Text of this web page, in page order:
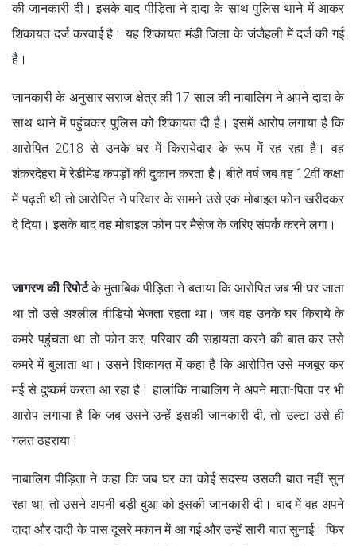
की जानकारी दी। इसके बाद पीड़िता ने दादा के साथ पुलिस थाने में आकर
शिकायत दर्ज करवाई है। यह शिकायत मंडी जिला के जंजैहली में दर्ज की गई
है।
जानकारी के अनुसार सराज क्षेत्र की 17 साल की नाबालिग ने अपने दादा के
साथ थाने में पहुंचकर पुलिस को शिकायत दी है। इसमें आरोप लगाया है कि
आरोपित 2018 से उनके घर में किरायेदार के रूप में रह रहा है। वह
शंकरदेहरा में रेडीमेड कपड़ों की दुकान करता है। बीते वर्ष जब वह 12वीं कक्षा
में पढ़ती थी तो आरोपित ने परिवार के सामने उसे एक मोबाइल फोन खरीदकर
दे दिया। इसके बाद वह मोबाइल फोन पर मैसेज के जरिए संपर्क करने लगा।
जागरण की रिपोर्टके मुताबिक पीड़िता ने बताया कि आरोपित जब भी घर जाता
था तो उसे अश्लील वीडियो भेजता रहता था। जब वह उनके घर किराये के
कमरे पहुंचता था तो फोन कर, परिवार की सहायता करने की बात कर उसे
कमरे में बुलाता था। उसने शिकायत में कहा है कि आरोपित उसे मजबूर कर
मई से दुष्कर्म करता आ रहा है। हालांकि नाबालिग ने अपने माता-पिता पर भी
आरोप लगाया है कि जब उसने उन्हें इसकी जानकारी दी, तो उल्टा उसे ही
गलत ठहराया।
नाबालिग पीड़िता ने कहा कि जब घर का कोई सदस्य उसकी बात नहीं सुन
रहा था, तो उसने अपनी बड़ी बुआ को इसकी जानकारी दी। बाद में वह अपने
दादा और दादी के पास दूसरे मकान में आ गई और उन्हें सारी बात सुनाई। फिर